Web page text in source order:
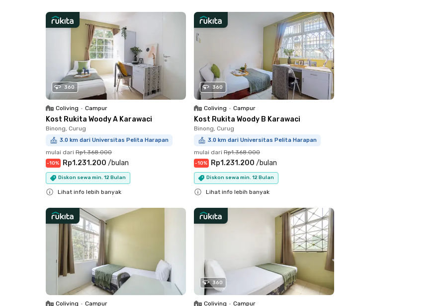
360
Coliving • Campur
Kost Rukita Woody A Karawaci
Binong, Curug
3.0 km dari Universitas Pelita Harapan
mulai dari Rp1.368.000
-10% Rp1.231.200 /bulan
Diskon sewa min. 12 Bulan
Lihat info lebih banyak
360
Coliving • Campur
Kost Rukita Woody B Karawaci
Binong, Curug
3.0 km dari Universitas Pelita Harapan
mulai dari Rp1.368.000
-10% Rp1.231.200 /bulan
Diskon sewa min. 12 Bulan
Lihat info lebih banyak
Coliving • Campur
360
Coliving • Campur